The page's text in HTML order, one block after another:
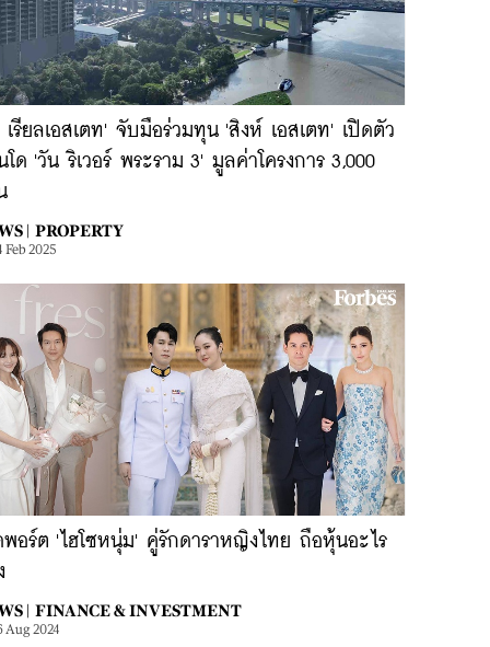
เรียลเอสเตท' จับมือร่วมทุน 'สิงห์ เอสเตท' เปิดตัว
โด 'วัน ริเวอร์ พระราม 3' มูลค่าโครงการ 3,000
| PROPERTY
Feb 2025
พอร์ต 'ไฮโซหนุ่ม' คู่รักดาราหญิงไทย ถือหุ้นอะไร
| FINANCE & INVESTMENT
Aug 2024